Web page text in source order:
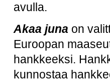
avulla.
Akaa juna on
Euroopan
hankkeeksi.
kunnostaa